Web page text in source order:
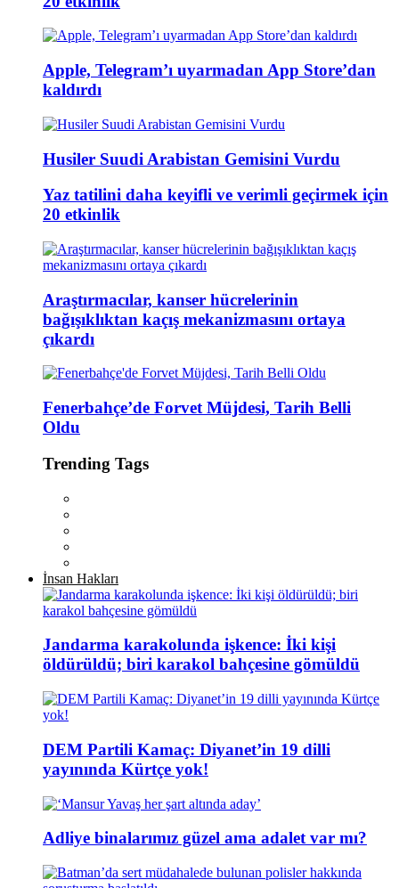
Apple, Telegram’ı uyarmadan App Store’dan
kaldırdı
Husiler Suudi Arabistan Gemisini Vurdu
Yaz tatilini daha keyifli ve verimli geçirmek için
20 etkinlik
Araştırmacılar, kanser hücrelerinin
bağışıklıktan kaçış mekanizmasını ortaya
çıkardı
Fenerbahçe’de Forvet Müjdesi, Tarih Belli
Oldu
Trending Tags
İnsan Hakları
Jandarma karakolunda işkence: İki kişi
öldürüldü; biri karakol bahçesine gömüldü
DEM Partili Kamaç: Diyanet’in 19 dilli
yayınında Kürtçe yok!
Adliye binalarımız güzel ama adalet var mı?